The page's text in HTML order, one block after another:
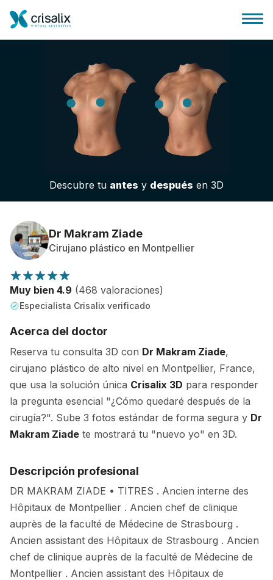
Página de inicio
Plataforma 3D de negocio
Planes y Precios
Reseñas de pacientes
Descubre tu antes y después en 3D
Dr Makram Ziade
Cirujano plástico en Montpellier
Muy bien 4.9 (468 valoraciones)
Especialista Crisalix verificado
Acerca del doctor
Reserva tu consulta 3D con Dr Makram Ziade,
cirujano plástico de alto nivel en Montpellier, France,
que usa la solución única Crisalix 3D para responder
la pregunta esencial "¿Cómo quedaré después de la
cirugía?". Sube 3 fotos estándar de forma segura y Dr
Makram Ziade te mostrará tu "nuevo yo" en 3D.
Descripción profesional
DR MAKRAM ZIADE • TITRES . Ancien interne des
Hôpitaux de Montpellier . Ancien chef de clinique
auprès de la faculté de Médecine de Strasbourg .
Ancien assistant des Hôpitaux de Strasbourg . Ancien
chef de clinique auprès de la faculté de Médecine de
Montpellier . Ancien assistant des Hôpitaux de